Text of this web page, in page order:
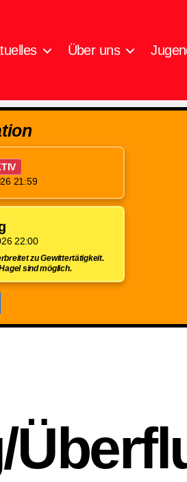
Über uns
21:59
22:00
zu Gewittertätigkeit.
sind möglich.